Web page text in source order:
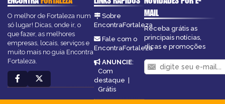
O melhor de Fortaleza num
só lugar! Dicas, onde ir, o
que fazer, as melhores
empresas, locais, serviços e
muito mais no guia Encontra
Fortaleza.
Sobre
EncontraFortaleza
Fale com o
EncontraFortaleza
ANUNCIE:
Com
destaque |
Grátis
MAIL
Receba grátis as
principais notícias,
dicas e promoções